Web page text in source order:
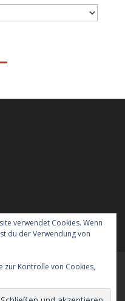
verwendet Cookies. Wenn
du der Verwendung von
zur Kontrolle von Cookies,
mit Hund
Impressum